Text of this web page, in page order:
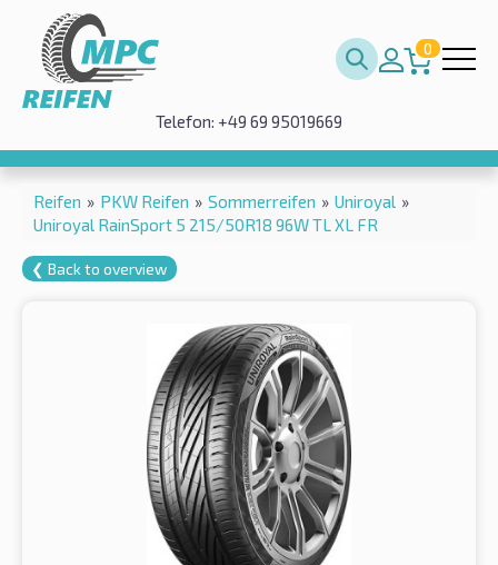
0
Telefon: +49 69 95019669
Reifen » PKW Reifen » Sommerreifen » Uniroyal »
Uniroyal RainSport 5 215/50R18 96W TL XL FR
❮ Back to overview